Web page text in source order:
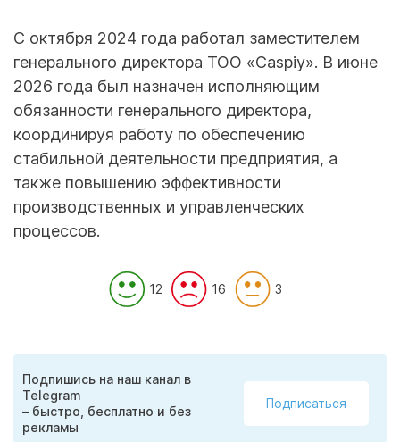
С октября 2024 года работал заместителем
генерального директора ТОО «Caspiy». В июне
2026 года был назначен исполняющим
обязанности генерального директора,
координируя работу по обеспечению
стабильной деятельности предприятия, а
также повышению эффективности
производственных и управленческих
процессов.
12 16 3
Подпишись на наш канал в
Telegram
– быстро, бесплатно и без
рекламы
Подписаться